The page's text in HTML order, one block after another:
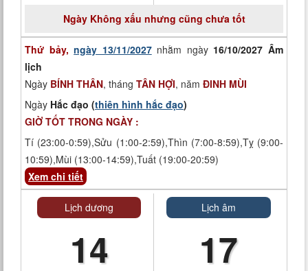
NgàyKhông xấu nhưng cũng chưa tốt
Thứ bảy,ngày 13/11/2027nhằm ngày 16/10/2027 Âm
lịch
Ngày BÍNH THÂN, tháng TÂN HỢI, năm ĐINH MÙI
Ngày Hắc đạo (thiên hình hắc đạo)
GIỜ TỐT TRONG NGÀY :
Tí (23:00-0:59),Sửu (1:00-2:59),Thìn (7:00-8:59),Tỵ (9:00-
10:59),Mùi (13:00-14:59),Tuất (19:00-20:59)
Xem chi tiết
Lịch dương
14
Lịch âm
17